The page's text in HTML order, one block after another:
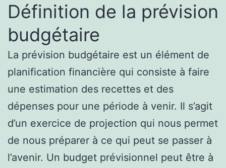
Définition de la prévision
budgétaire
La prévision budgétaire est un élément de
planification financière qui consiste à faire
une estimation des recettes et des
dépenses pour une période à venir. Il s’agit
d’un exercice de projection qui nous permet
de nous préparer à ce qui peut se passer à
l’avenir. Un budget prévisionnel peut être à